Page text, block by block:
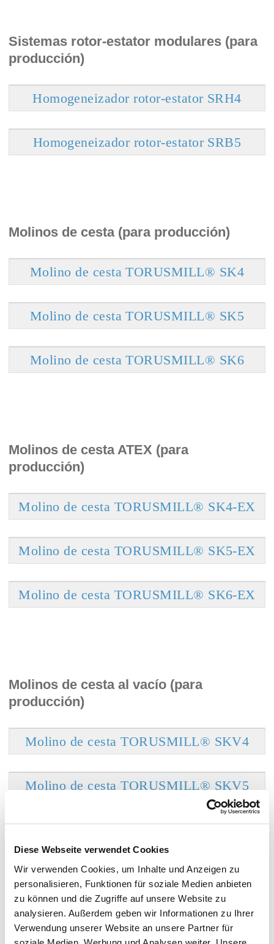
Diese Webseite verwendet Cookies
Wir verwenden Cookies, um Inhalte und Anzeigen zu
personalisieren, Funktionen für soziale Medien anbieten
zu können und die Zugriffe auf unsere Website zu
analysieren. Außerdem geben wir Informationen zu Ihrer
Verwendung unserer Website an unsere Partner für
Sistemas rotor-estator modulares (para
producción)
Homogeneizador rotor-estator SRH4
Homogeneizador rotor-estator SRB5
Molinos de cesta (para producción)
Molino de cesta TORUSMILL® SK4
Molino de cesta TORUSMILL® SK5
Molino de cesta TORUSMILL® SK6
Molinos de cesta ATEX (para
producción)
Molino de cesta TORUSMILL® SK4-EX
Molino de cesta TORUSMILL® SK5-EX
Molino de cesta TORUSMILL® SK6-EX
Molinos de cesta al vacío (para
producción)
Molino de cesta TORUSMILL® SKV4
Molino de cesta TORUSMILL® SKV5
Molinos de cesta al vacío ATEX (para
producción)
Molino de cesta TORUSMILL® SKV4-EX